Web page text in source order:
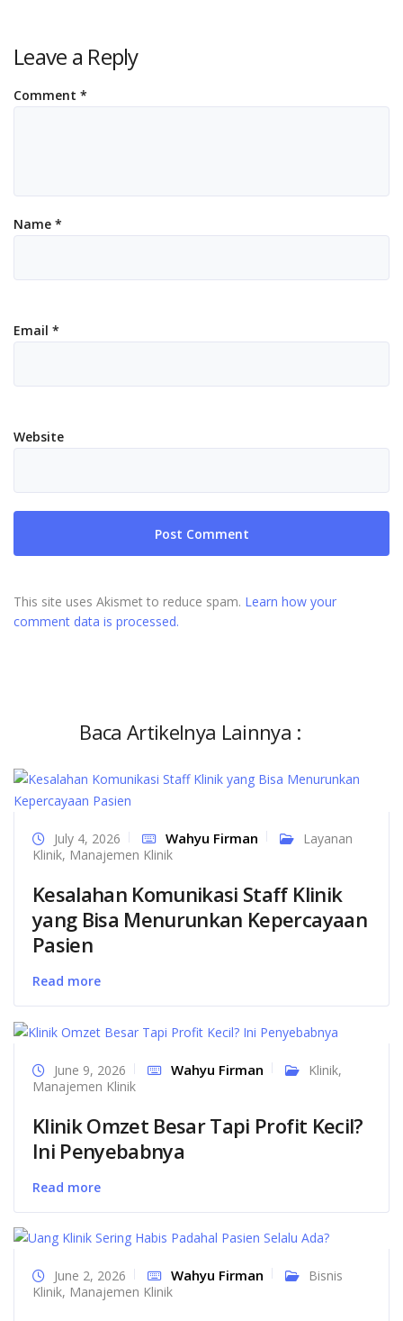
Leave a Reply
Comment *
Name *
Email *
Website
This site uses Akismet to reduce spam. Learn how your
comment data is processed.
Baca Artikelnya Lainnya :
July 4, 2026 Wahyu Firman
Layanan
Klinik, Manajemen Klinik
Kesalahan Komunikasi Staff Klinik
yang Bisa Menurunkan Kepercayaan
Pasien
Read more
June 9, 2026 Wahyu Firman Klinik,
Manajemen Klinik
Klinik Omzet Besar Tapi Profit Kecil?
Ini Penyebabnya
Read more
June 2, 2026 Wahyu Firman
Bisnis
Klinik, Manajemen Klinik